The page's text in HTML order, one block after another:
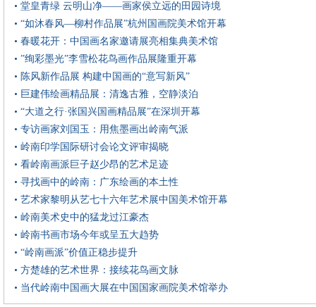
• 堂皇青绿 云明山净——画家侯立远的田园诗境
• “如沐春风—柳村作品展”杭州国画院美术馆开幕
• 春暖花开：中国画名家邀请展亮相集典美术馆
• ”绚彩墨光”李雪松花鸟画作品展隆重开幕
• 陈风新作品展 构建中国画的“意写新风”
• 巨建伟绘画精品展：清逸古雅，空静淡泊
• “大道之行·张国兴国画精品展”在深圳开幕
• 专访画家刘国玉：用焦墨画出岭南气派
• 岭南印学国际研讨会论文评审揭晓
• 看岭南画派巨子赵少昂的艺术足迹
• 寻找画中的岭南：广东绘画的本土性
• 艺术家黎明从艺七十六年艺术展中国美术馆开幕
• 岭南美术史中的猛龙过江豪杰
• 岭南书画市场今年或呈五大趋势
• “岭南画派”价值正稳步提升
• 方楚雄的艺术世界：接续花鸟画文脉
• 当代岭南中国画大展在中国国家画院美术馆举办